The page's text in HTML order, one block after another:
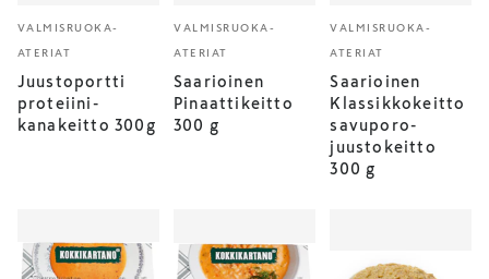
VALMISRUOKA-
ATERIAT
Juustoportti
proteiini-
kanakeitto 300g
VALMISRUOKA-
ATERIAT
Saarioinen
Pinaattikeitto
300 g
VALMISRUOKA-
ATERIAT
Saarioinen
Klassikkokeitto
savuporo-
juustokeitto
300 g